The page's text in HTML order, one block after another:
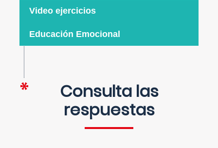
Video ejercicios
Educación Emocional
Consulta las
respuestas